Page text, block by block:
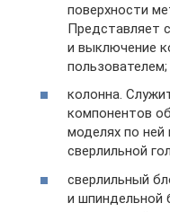
поверхности
Представляет
и выключение
пользователем;
колонна.
компонентов
моделях по
сверлильной
сверлильный
и шпиндельной